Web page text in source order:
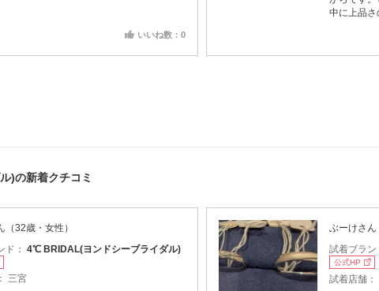
いいね数：0
中に上品
)の新着クチコミ
（32歳・女性）
ド： 4℃ BRIDAL(ヨンドシーブライダル)
三宮
ぶーけさ
試着ブラ
公式HP
試着店舗：